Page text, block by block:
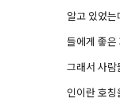
알고 있었
들에게 좋
그래서 사
인이란 호